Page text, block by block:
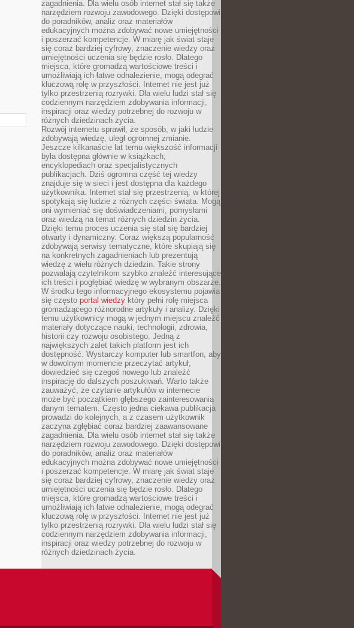
zagadnienia. Dla wielu osób internet stał się także
narzędziem rozwoju zawodowego. Dzięki dostępowi
do poradników, analiz oraz materiałów
edukacyjnych można zdobywać nowe umiejętności
i poszerzać kompetencje. W miarę jak świat staje
się coraz bardziej cyfrowy, znaczenie wiedzy oraz
umiejętności uczenia się będzie rosło. Dlatego
miejsca, które gromadzą wartościowe treści i
umożliwiają ich łatwe odnalezienie, mogą odegrać
kluczową rolę w przyszłości. Internet nie jest już
tylko przestrzenią rozrywki. Dla wielu ludzi stał się
codziennym narzędziem zdobywania informacji,
inspiracji oraz wiedzy potrzebnej do rozwoju w
różnych dziedzinach życia.
Rozwój internetu sprawił, że sposób, w jaki ludzie
zdobywają wiedzę, uległ ogromnej zmianie.
Jeszcze kilkanaście lat temu większość informacji
była dostępna głównie w książkach,
encyklopediach oraz specjalistycznych
publikacjach. Dziś ogromna część tej wiedzy
znajduje się w sieci i jest dostępna dla każdego
użytkownika. Internet stał się przestrzenią, w której
spotykają się ludzie z różnych części świata. Mogą
oni wymieniać się doświadczeniami, pomysłami
oraz wiedzą na temat różnych dziedzin życia.
Dzięki temu proces uczenia się stał się bardziej
otwarty i dynamiczny. Coraz większą popularność
zdobywają serwisy tematyczne, które skupiają się
na konkretnych zagadnieniach lub prezentują
wiedzę z wielu różnych dziedzin. Takie strony
pozwalają czytelnikom szybko znaleźć interesujące
ich treści i pogłębiać wiedzę w wybranym obszarze.
W środku tego informacyjnego ekosystemu pojawia
się często portal wiedzy który pełni rolę miejsca
gromadzącego różnorodne artykuły i analizy. Dzięki
temu użytkownicy mogą w jednym miejscu znaleźć
materiały dotyczące nauki, technologii, zdrowia,
historii czy rozwoju osobistego. Jedną z
największych zalet takich platform jest ich
dostępność. Wystarczy komputer lub smartfon, aby
w dowolnym momencie przeczytać artykuł,
dowiedzieć się czegoś nowego lub znaleźć
inspirację do dalszych poszukiwań. Warto także
zauważyć, że czytanie artykułów w internecie
może być początkiem głębszego zainteresowania
danym tematem. Często jedna ciekawa publikacja
prowadzi do kolejnych, a z czasem użytkownik
zaczyna zgłębiać coraz bardziej zaawansowane
zagadnienia. Dla wielu osób internet stał się także
narzędziem rozwoju zawodowego. Dzięki dostępowi
do poradników, analiz oraz materiałów
edukacyjnych można zdobywać nowe umiejętności
i poszerzać kompetencje. W miarę jak świat staje
się coraz bardziej cyfrowy, znaczenie wiedzy oraz
umiejętności uczenia się będzie rosło. Dlatego
miejsca, które gromadzą wartościowe treści i
umożliwiają ich łatwe odnalezienie, mogą odegrać
kluczową rolę w przyszłości. Internet nie jest już
tylko przestrzenią rozrywki. Dla wielu ludzi stał się
codziennym narzędziem zdobywania informacji,
inspiracji oraz wiedzy potrzebnej do rozwoju w
różnych dziedzinach życia.